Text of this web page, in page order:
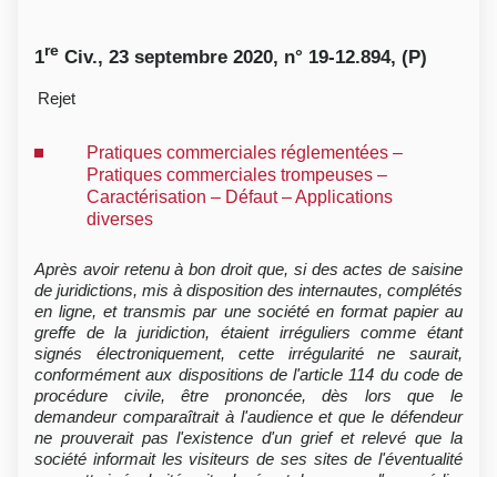
1re Civ., 23 septembre 2020, n° 19-12.894, (P)
Rejet
Pratiques commerciales réglementées –
Pratiques commerciales trompeuses –
Caractérisation – Défaut – Applications
diverses
Après avoir retenu à bon droit que, si des actes de saisine
de juridictions, mis à disposition des internautes, complétés
en ligne, et transmis par une société en format papier au
greffe de la juridiction, étaient irréguliers comme étant
signés électroniquement, cette irrégularité ne saurait,
conformément aux dispositions de l'article 114 du code de
procédure civile, être prononcée, dès lors que le
demandeur comparaîtrait à l'audience et que le défendeur
ne prouverait pas l'existence d'un grief et relevé que la
société informait les visiteurs de ses sites de l'éventualité